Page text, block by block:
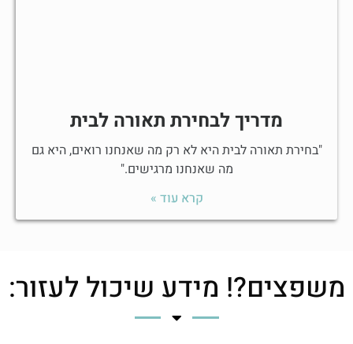
מדריך לבחירת תאורה לבית
"בחירת תאורה לבית היא לא רק מה שאנחנו רואים, היא גם
מה שאנחנו מרגישים."
קרא עוד »
משפצים?! מידע שיכול לעזור: